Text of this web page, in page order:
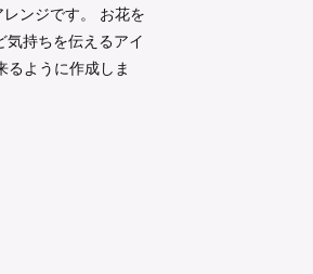
ンジです。 お花を
持ちを伝えるアイ
ように作成しま